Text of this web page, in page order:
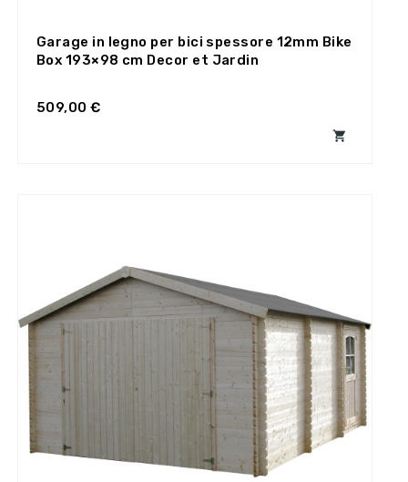
Garage in legno per bici spessore 12mm Bike
Box 193×98 cm Decor et Jardin
509,00 €
